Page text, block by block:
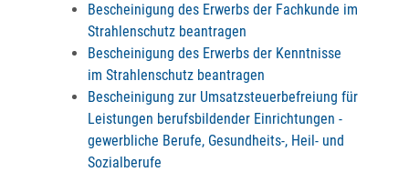
Bescheinigung des Erwerbs der Fachkunde im
Strahlenschutz beantragen
Bescheinigung des Erwerbs der Kenntnisse
im Strahlenschutz beantragen
Bescheinigung zur Umsatzsteuerbefreiung für
Leistungen berufsbildender Einrichtungen -
gewerbliche Berufe, Gesundheits-, Heil- und
Sozialberufe